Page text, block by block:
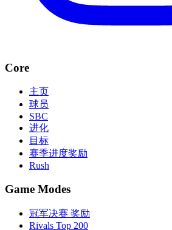
Core
主页
球员
SBC
进化
目标
赛季进度奖励
Rush
Game Modes
冠军决赛 奖励
Rivals Top 200